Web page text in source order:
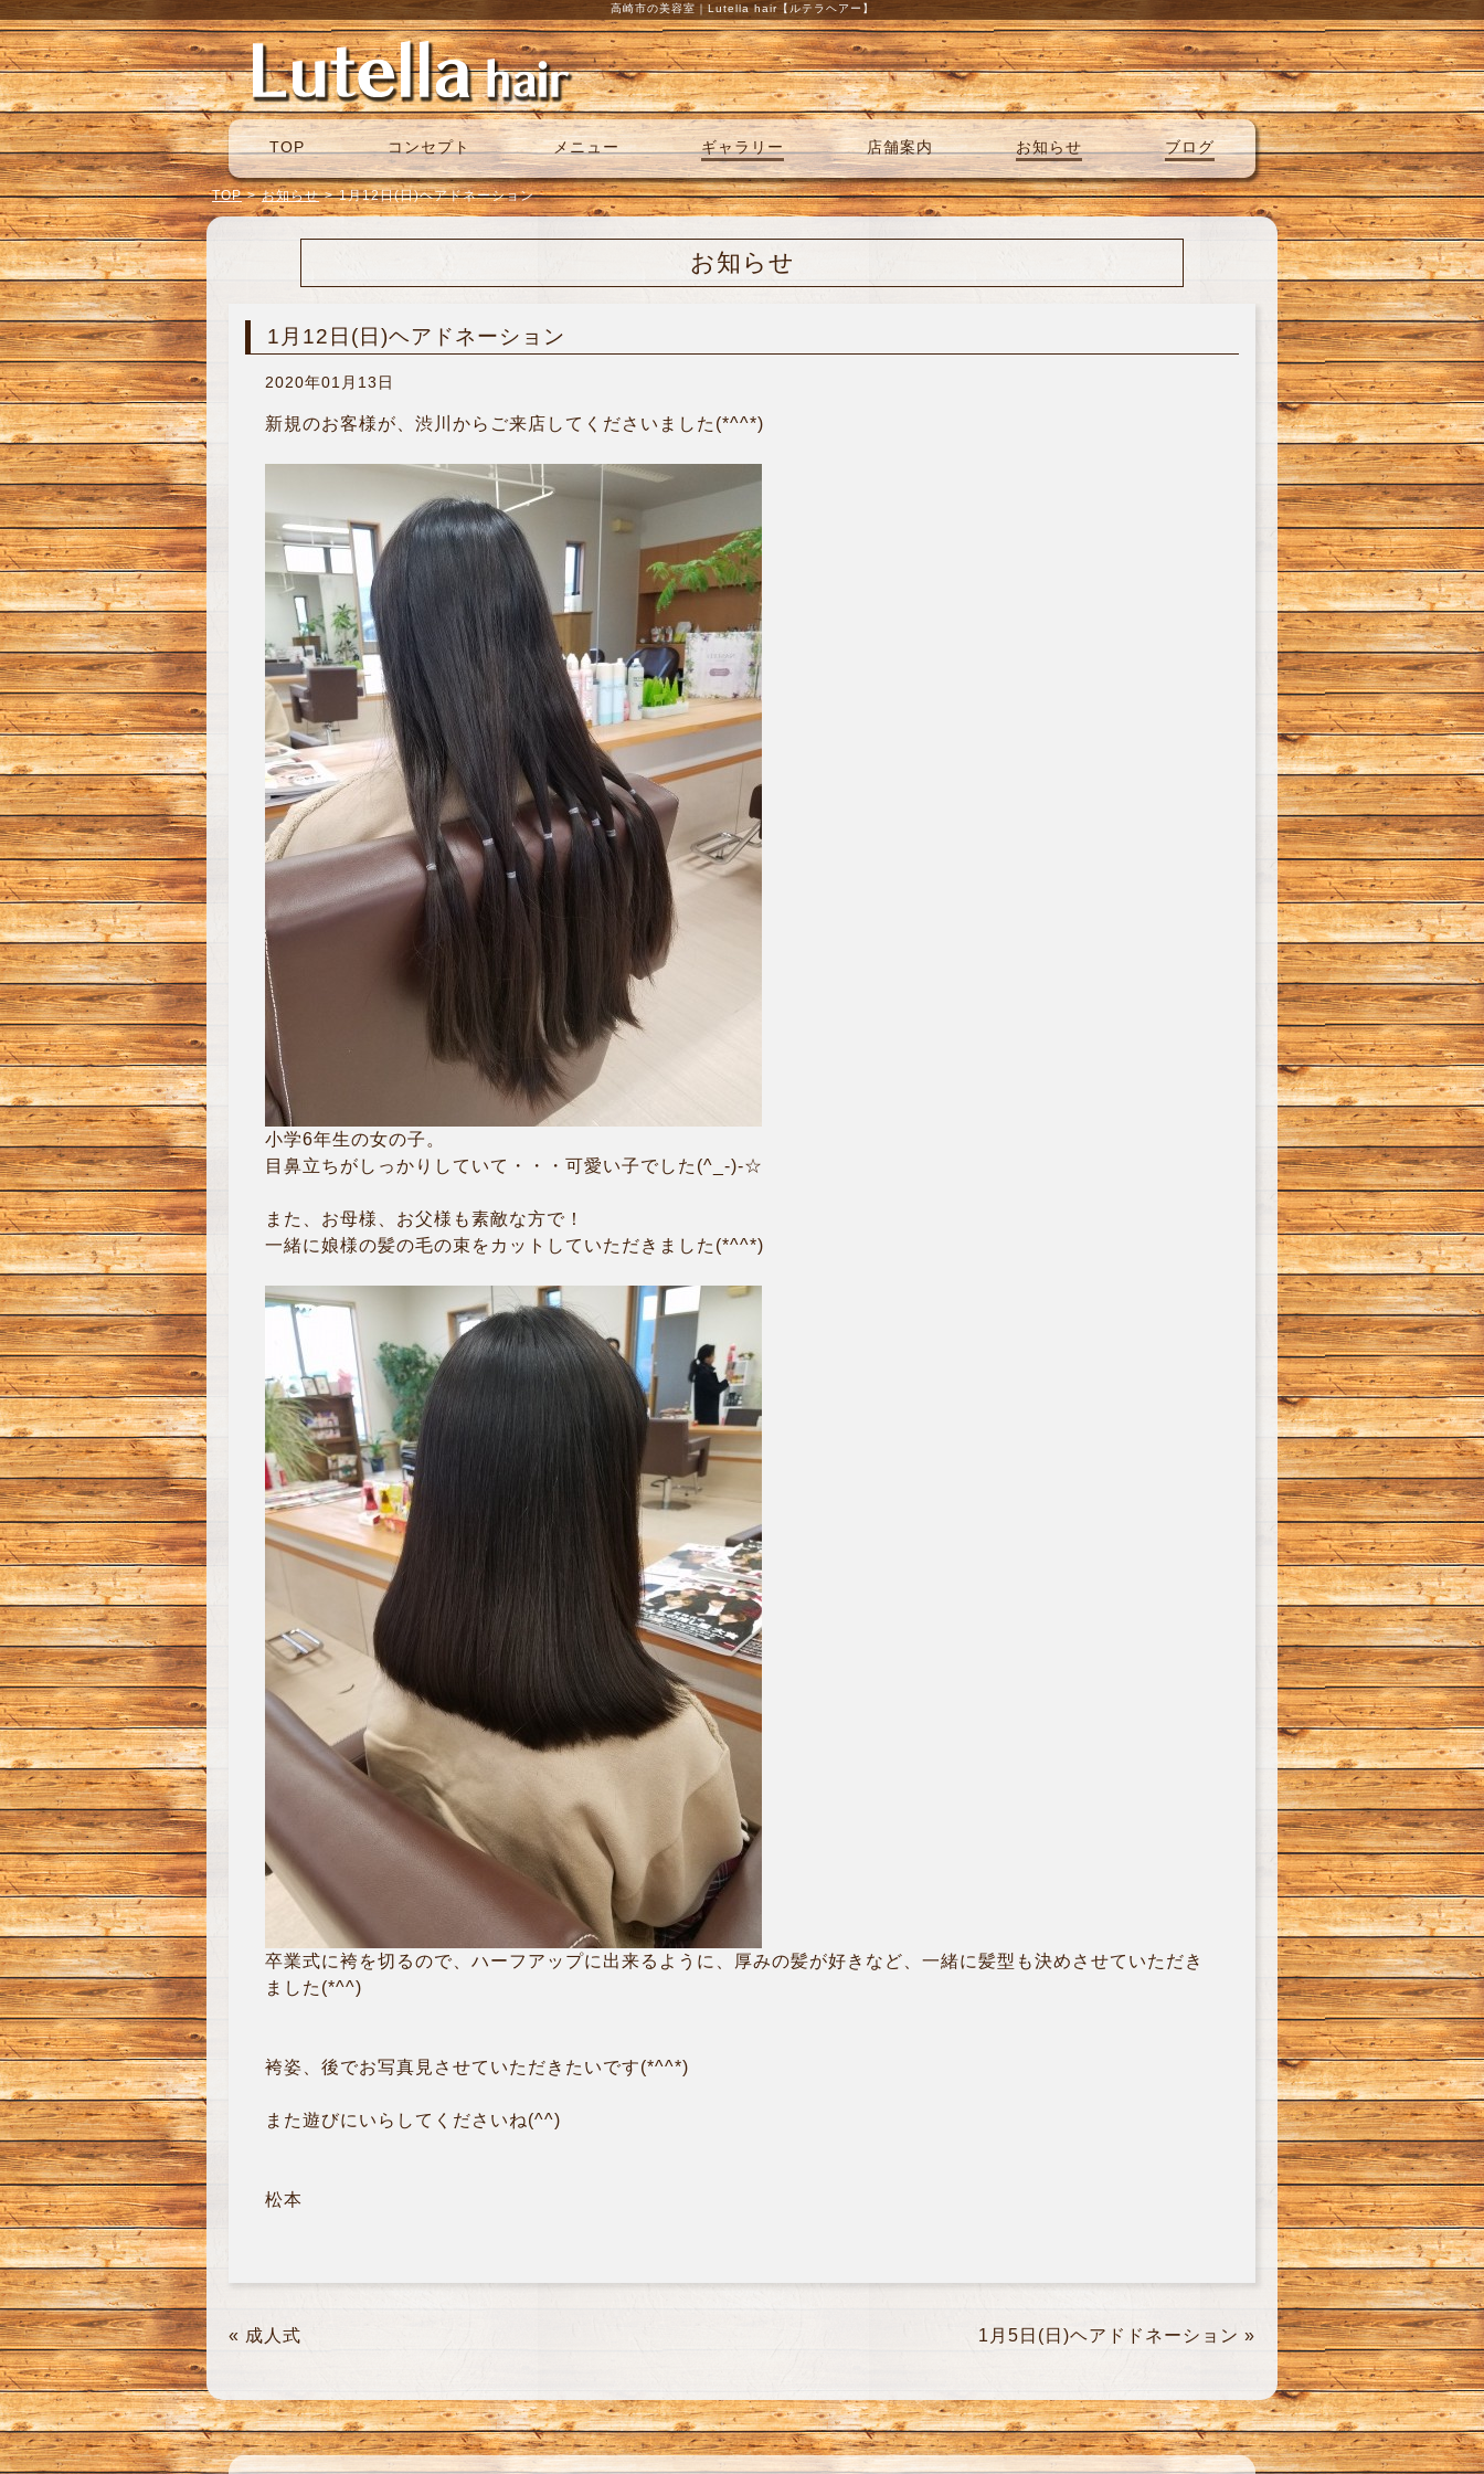
高崎市の美容室｜Lutella hair【ルテラヘアー】
TOP コンセプト メニュー ギャラリー 店舗案内 お知らせ ブログ
TOP > お知らせ > 1月12日(日)ヘアドネーション
お知らせ
1月12日(日)ヘアドネーション
2020年01月13日
新規のお客様が、渋川からご来店してくださいました(*^^*)
小学6年生の女の子。
目鼻立ちがしっかりしていて・・・可愛い子でした(^_-)-☆
また、お母様、お父様も素敵な方で！
一緒に娘様の髪の毛の束をカットしていただきました(*^^*)
卒業式に袴を切るので、ハーフアップに出来るように、厚みの髪が好きなど、一緒に髪型も決めさせていただき
ました(*^^)
袴姿、後でお写真見させていただきたいです(*^^*)
また遊びにいらしてくださいね(^^)
松本
« 成人式 1月5日(日)ヘアドドネーション »